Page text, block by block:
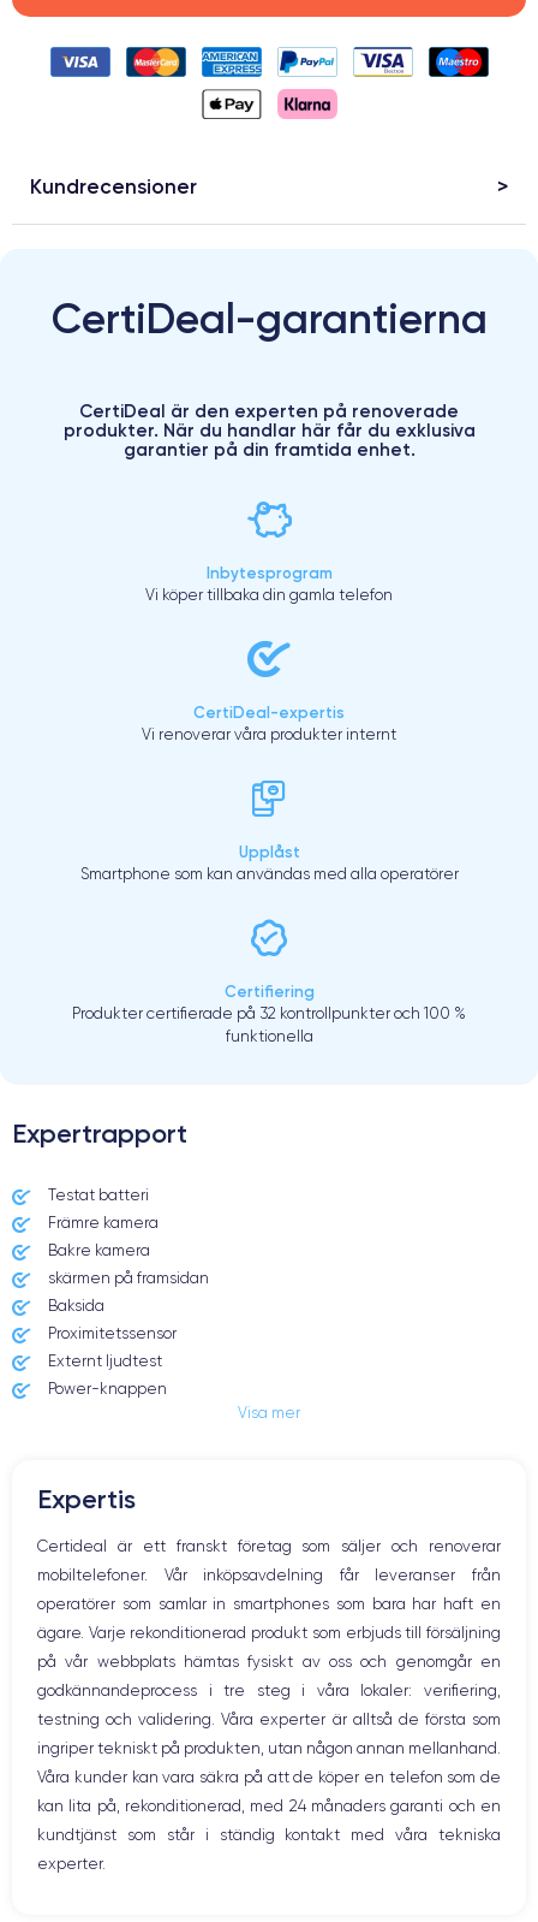
Kundrecensioner
CertiDeal-garantierna
CertiDeal är den experten på renoverade
produkter. När du handlar här får du exklusiva
garantier på din framtida enhet.
Inbytesprogram
Vi köper tillbaka din gamla telefon
CertiDeal-expertis
Vi renoverar våra produkter internt
Upplåst
Smartphone som kan användas med alla operatörer
Certifiering
Produkter certifierade på 32 kontrollpunkter och 100 %
funktionella
Expertrapport
Testat batteri
Främre kamera
Bakre kamera
skärmen på framsidan
Baksida
Proximitetssensor
Externt ljudtest
Power-knappen
Högtalare
Hem-knappen
Bluetooth
WiFi
Nätverk
Vibration
Prise USB
Visa mer
Expertis
Certideal är ett franskt företag som säljer och renoverar
mobiltelefoner. Vår inköpsavdelning får leveranser från
operatörer som samlar in smartphones som bara har haft en
ägare. Varje rekonditionerad produkt som erbjuds till försäljning
på vår webbplats hämtas fysiskt av oss och genomgår en
godkännandeprocess i tre steg i våra lokaler: verifiering,
testning och validering. Våra experter är alltså de första som
ingriper tekniskt på produkten, utan någon annan mellanhand.
Våra kunder kan vara säkra på att de köper en telefon som de
kan lita på, rekonditionerad, med 24 månaders garanti och en
kundtjänst som står i ständig kontakt med våra tekniska
experter.